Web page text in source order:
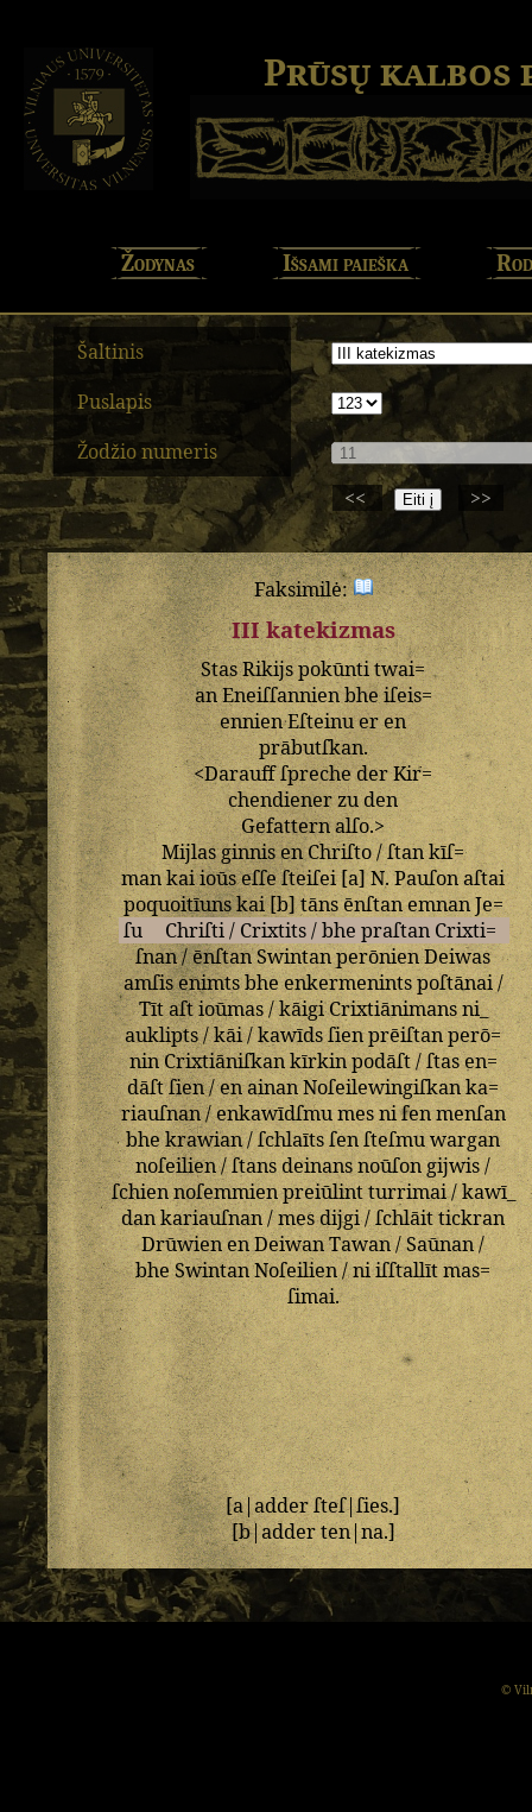
Prūsų kalbos
Žodynas Išsami paieška
Šaltinis
Puslapis
Žodžio numeris
<<
>>
Faksimilė:
III katekizmas
StasRikijspokūntitwai=
anEneiſſannienbhe iſeis=
ennienEſteinuer en
prābutſkan.
<DarauffſprechederKir=
chendiener zuden
Gefatternalſo.>
Mijlasginnis enChriſto/ſtan kīſ=
mankai ioūseſſeſteiſei[a]N.Pauſonaſtai
poquoitīunskai[b]tānsēnſtanemnanJe=
ſu
Chriſti/ Crixtits/bhe praſtan Crixti=
ſnan/ēnſtanSwintanperōnienDeiwas
amſisenimtsbheenkermenintspoſtānai/
Tītaſtioūmas/kāigiCrixtiānimansni_
auklipts/kāi/kawīds ſienprēiſtan perō=
ninCrixtiāniſkankīrkinpodāſt/ſtasen=
dāſtſien/enainanNoſeilewingiſkan ka=
riauſnan/enkawīdſmumesniſenmenſan
bhekrawian/ſchlaīts ſen ſteſmu wargan
noſeilien/ſtans deinans noūſon gijwis/
ſchiennoſemmienpreiūlintturrimai/kawī_
dankariauſnan/mesdijgi/ſchlāittickran
DrūwienenDeiwanTawan/Saūnan/
bheSwintan Noſeilien/ni iſſtallīt mas=
ſimai.
[a|adderſteſ|ſies.]
[b|adderten|na.]
©